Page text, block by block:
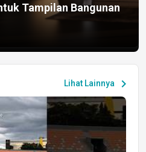
Tampilan Bangunan
Lihat Lainnya chevron_right